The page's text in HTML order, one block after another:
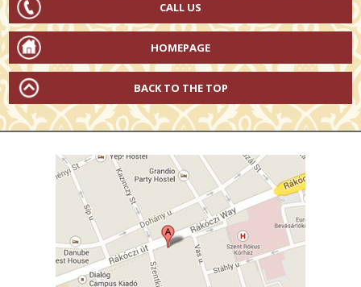
CALL US
HOMEPAGE
BACK TO THE TOP